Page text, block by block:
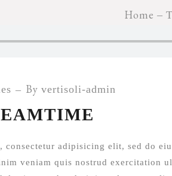
Home
By vertisoli-admin
consectetur adipisicing elit, sed do
veniam quis nostrud exercitation